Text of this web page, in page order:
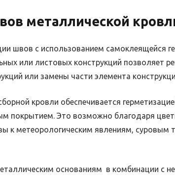
металлической
швов с использованием самоклеящейся
или листовых конструкций позволяет
или замены части элемента
кровли обеспечивается
покрытием. Это возможно благодаря
к метеорологическим явлениям, суровым
основаниям в комбинации с